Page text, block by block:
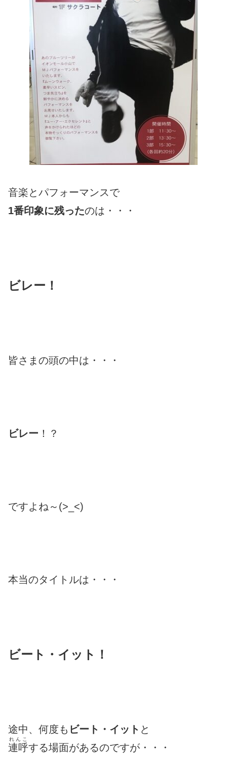
音楽とパフォーマンスで
1番印象に残ったのは・・・
ビレー！
皆さまの頭の中は・・・
ビレー ！？
ですよね～(>_<)
本当のタイトルは・・・
ビート・イット！
途中、何度も ビート・イット と
連呼
れんこ
する場面があるのですが・・・